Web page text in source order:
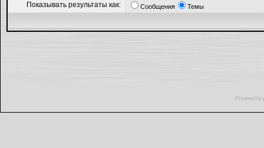
Показывать результаты как: Сообщения Темы
Powered by